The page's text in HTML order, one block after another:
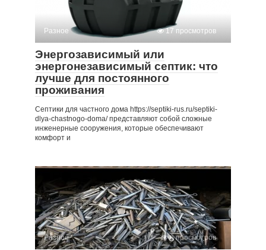
Разное 17 просмотров
Энергозависимый или
энергонезависимый септик: что
лучше для постоянного
проживания
Септики для частного дома https://septiki-rus.ru/septiki-
dlya-chastnogo-doma/ представляют собой сложные
инженерные сооружения, которые обеспечивают
комфорт и
Разное 6 просмотров